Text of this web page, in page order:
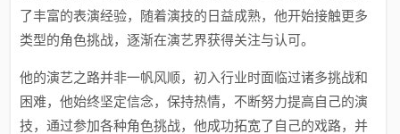
了丰富的表演经验，随着演技的日益成熟，他开始接触更多
类型的角色挑战，逐渐在演艺界获得关注与认可。
他的演艺之路并非一帆风顺，初入行业时面临过诸多挑战和
困难，他始终坚定信念，保持热情，不断努力提高自己的演
技，通过参加各种角色挑战，他成功拓宽了自己的戏路，并